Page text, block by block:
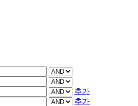
추가
추가